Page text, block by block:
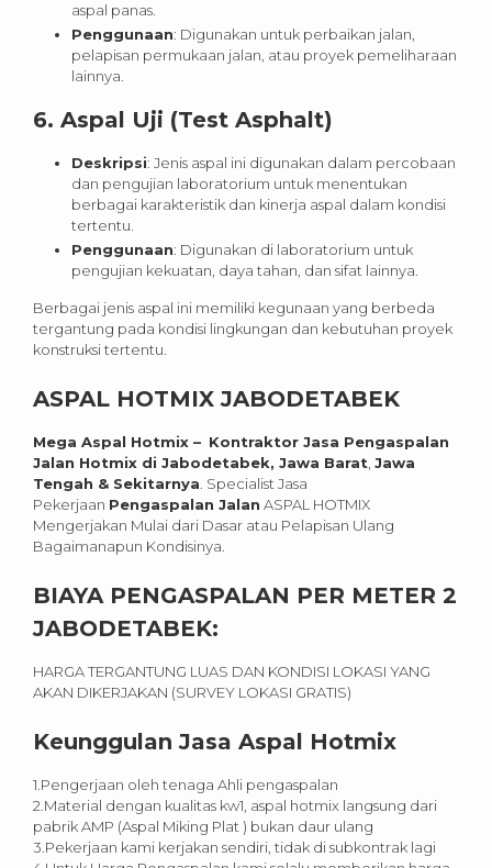
aspal panas.
Penggunaan: Digunakan untuk perbaikan jalan,
pelapisan permukaan jalan, atau proyek pemeliharaan
lainnya.
6. Aspal Uji (Test Asphalt)
Deskripsi: Jenis aspal ini digunakan dalam percobaan
dan pengujian laboratorium untuk menentukan
berbagai karakteristik dan kinerja aspal dalam kondisi
tertentu.
Penggunaan: Digunakan di laboratorium untuk
pengujian kekuatan, daya tahan, dan sifat lainnya.
Berbagai jenis aspal ini memiliki kegunaan yang berbeda
tergantung pada kondisi lingkungan dan kebutuhan proyek
konstruksi tertentu.
ASPAL HOTMIX JABODETABEK
Mega Aspal Hotmix – Kontraktor Jasa Pengaspalan
Jalan Hotmix di Jabodetabek, Jawa Barat Jawa
Tengah & Sekitarnya . Specialist Jasa
Pekerjaan Pengaspalan Jalan ASPAL HOTMIX
Mengerjakan Mulai dari Dasar atau Pelapisan Ulang
Bagaimanapun Kondisinya.
BIAYA PENGASPALAN PER METER 2
JABODETABEK:
HARGA TERGANTUNG LUAS DAN KONDISI LOKASI YANG
AKAN DIKERJAKAN (SURVEY LOKASI GRATIS)
Keunggulan Jasa Aspal Hotmix
1.Pengerjaan oleh tenaga Ahli pengaspalan
2.Material dengan kualitas kw1, aspal hotmix langsung dari
pabrik AMP (Aspal Miking Plat ) bukan daur ulang
3.Pekerjaan kami kerjakan sendiri, tidak di subkontrak lagi